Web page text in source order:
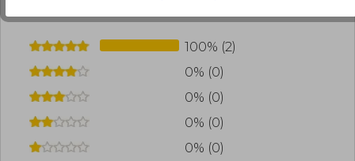
100% (2)
0% (0)
0% (0)
0% (0)
0% (0)